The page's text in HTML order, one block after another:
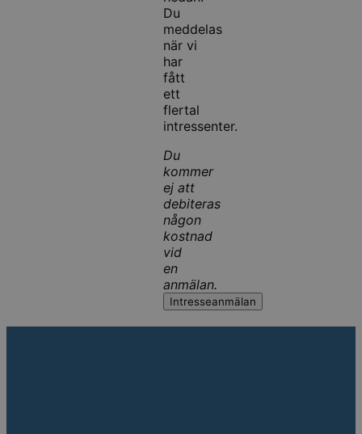
Du
meddelas
när vi
har
fått
ett
flertal
intressenter.
Du
kommer
ej att
debiteras
någon
kostnad
vid
en
anmälan.
Intresseanmälan